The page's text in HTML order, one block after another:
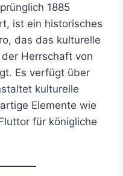
1885
ist ein historisches
das das kulturelle
Herrschaft von
Es verfügt über
kulturelle
Elemente wie
für königliche